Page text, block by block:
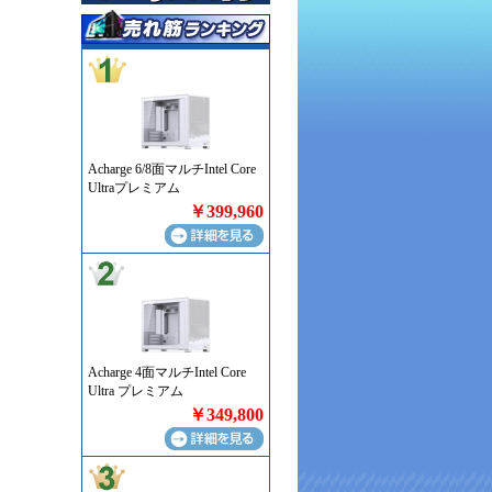
Acharge 6/8面マルチIntel Core
Ultraプレミアム
￥399,960
Acharge 4面マルチIntel Core
Ultra プレミアム
￥349,800